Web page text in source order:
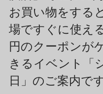
お買い物をする
場ですぐに使え
円のクーポンが
きるイベント「
日」のご案内で